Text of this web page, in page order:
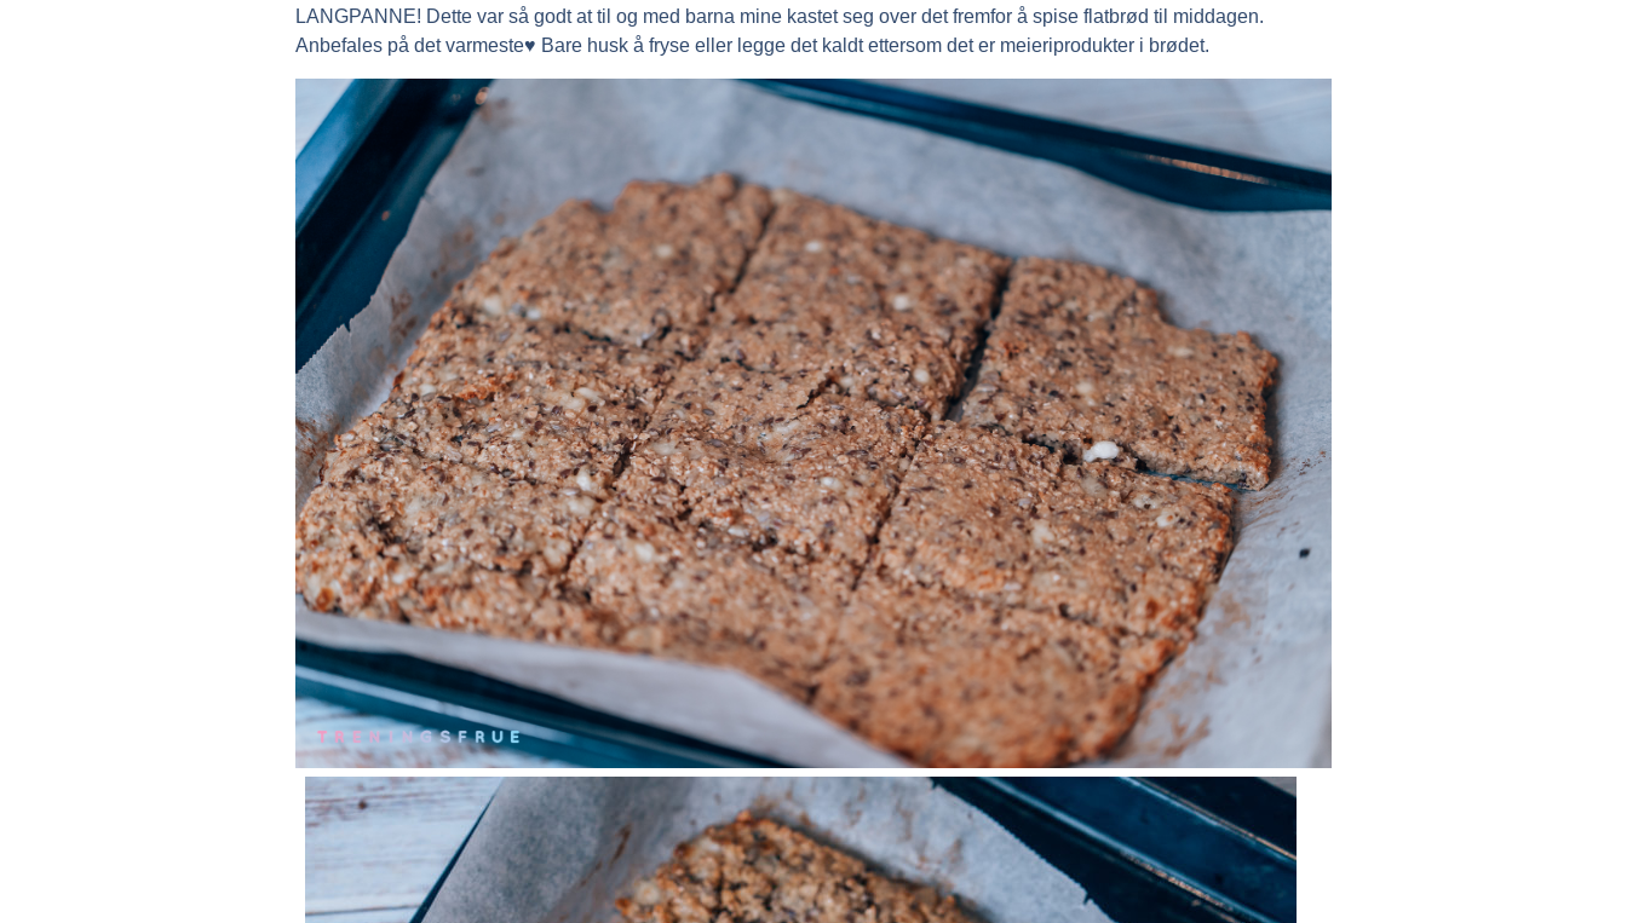
LANGPANNE! Dette var så godt at til og med barna mine kastet seg over det fremfor å spise flatbrød til middagen.
Anbefales på det varmeste♥ Bare husk å fryse eller legge det kaldt ettersom det er meieriprodukter i brødet.